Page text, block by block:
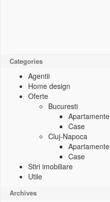
Categories
Agentii
Home design
Oferte
Bucuresti
Apartamente
Case
Cluj-Napoca
Apartamente
Case
Stiri imobiliare
Utile
Archives